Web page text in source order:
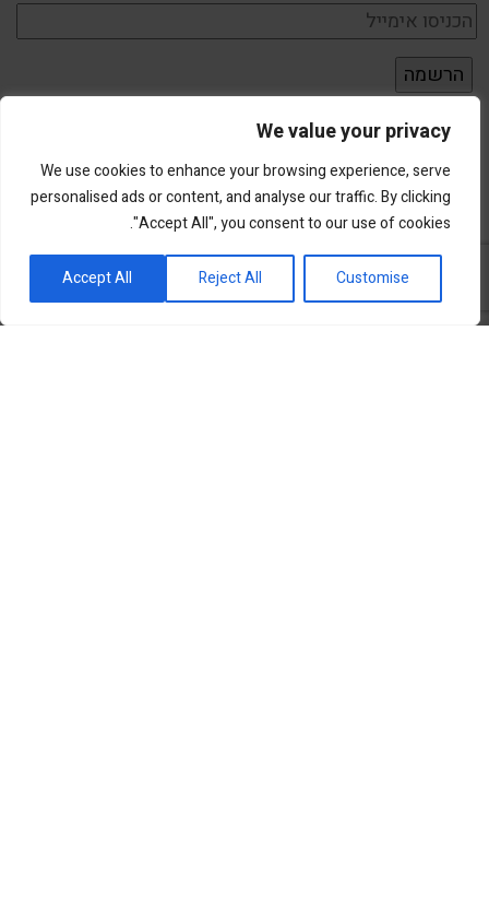
We value your privacy
We use cookies to enhance your browsing experience, serve
personalised ads or content, and analyse our traffic. By clicking
"Accept All", you consent to our use of cookies.
Customise
Reject All
Accept Allפורטל השקעות וחדשנות